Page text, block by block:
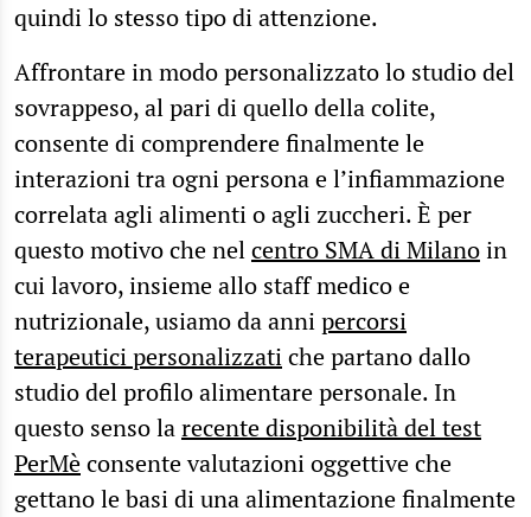
quindi lo stesso tipo di attenzione.
Affrontare in modo personalizzato lo studio del
sovrappeso, al pari di quello della colite,
consente di comprendere finalmente le
interazioni tra ogni persona e l’infiammazione
correlata agli alimenti o agli zuccheri. È per
questo motivo che nelcentro SMA di Milanoin
cui lavoro, insieme allo staff medico e
nutrizionale, usiamo da annipercorsi
terapeutici personalizzatiche partano dallo
studio del profilo alimentare personale. In
questo senso larecente disponibilità del test
PerMèconsente valutazioni oggettive che
gettano le basi di una alimentazione finalmente